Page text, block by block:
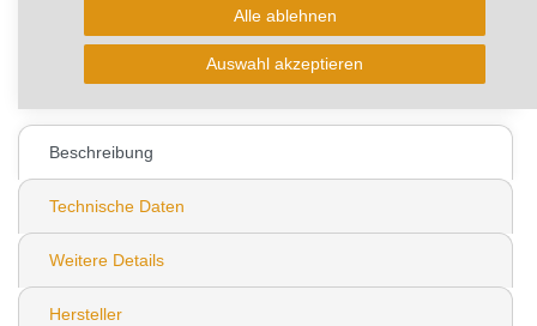
Versandkosten
Wunschliste
Beschreibung
Technische Daten
Weitere Details
Hersteller
Alle ablehnen
Auswahl akzeptieren